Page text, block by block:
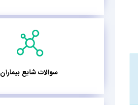
سوالات شایع بیماران